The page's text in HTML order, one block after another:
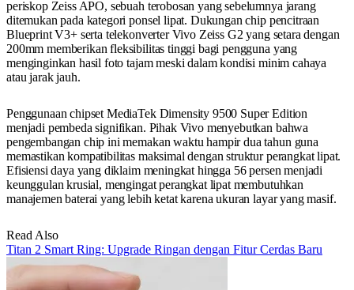
periskop Zeiss APO, sebuah terobosan yang sebelumnya jarang
ditemukan pada kategori ponsel lipat. Dukungan chip pencitraan
Blueprint V3+ serta telekonverter Vivo Zeiss G2 yang setara dengan
200mm memberikan fleksibilitas tinggi bagi pengguna yang
menginginkan hasil foto tajam meski dalam kondisi minim cahaya
atau jarak jauh.
Penggunaan chipset MediaTek Dimensity 9500 Super Edition
menjadi pembeda signifikan. Pihak Vivo menyebutkan bahwa
pengembangan chip ini memakan waktu hampir dua tahun guna
memastikan kompatibilitas maksimal dengan struktur perangkat lipat.
Efisiensi daya yang diklaim meningkat hingga 56 persen menjadi
keunggulan krusial, mengingat perangkat lipat membutuhkan
manajemen baterai yang lebih ketat karena ukuran layar yang masif.
Read Also
Titan 2 Smart Ring: Upgrade Ringan dengan Fitur Cerdas Baru